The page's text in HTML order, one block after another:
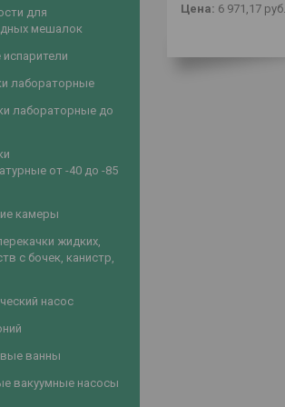
Цена: 6 971,17 руб.
для
мешалок
лабораторные
лабораторные до
от -40 до -85
камеры
жидких,
с бочек, канистр,
насос
ванны
вакуумные насосы